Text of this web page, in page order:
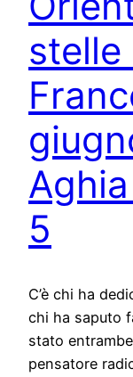
stelle
5
C’è chi ha
chi ha saputo
stato
pensatore